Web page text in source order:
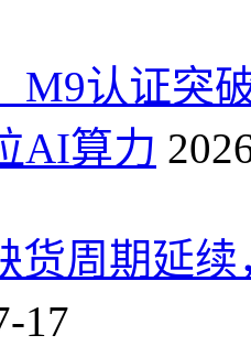
M9认证突
AI算力
货周期延
17